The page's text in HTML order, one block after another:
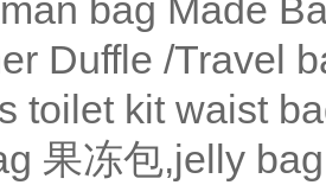
man bag Made
Duffle /Travel
toilet kit waist
果冻包,jelly bag